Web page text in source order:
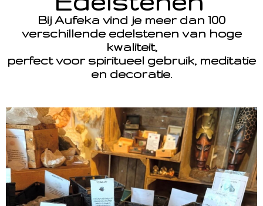
Bij Aufeka vind je meer dan 100
verschillende edelstenen van hoge
kwaliteit,
perfect voor spiritueel gebruik, meditatie
en decoratie.